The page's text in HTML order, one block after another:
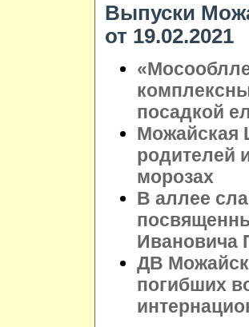
Выпуски
от 19.02.2021
посадкой
Можайская
родителей
морозах
В аллее
Ивановича
ДВ
погибших